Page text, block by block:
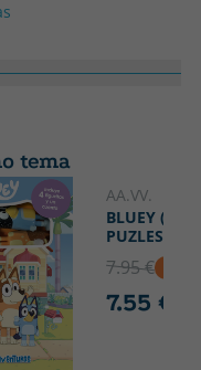
tema
AA.VV.
BLUEY
PUZLES)
7.95 €
7.55 €